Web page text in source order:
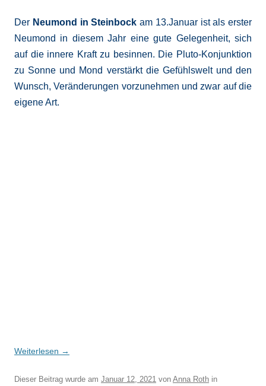
Der Neumond in Steinbock am 13.Januar ist als erster
Neumond in diesem Jahr eine gute Gelegenheit, sich
auf die innere Kraft zu besinnen. Die Pluto-Konjunktion
zu Sonne und Mond verstärkt die Gefühlswelt und den
Wunsch, Veränderungen vorzunehmen und zwar auf die
eigene Art.
Weiterlesen →
Dieser Beitrag wurde am Januar 12, 2021 von Anna Roth in